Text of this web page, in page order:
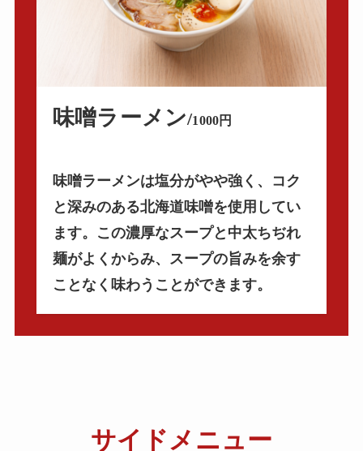
味噌ラーメン/1000円
味噌ラーメンは塩分がやや強く、コク
と深みのある北海道味噌を使用してい
ます。この濃厚なスープと中太ちぢれ
麺がよくからみ、スープの旨みを余す
ことなく味わうことができます。
サイドメニュー